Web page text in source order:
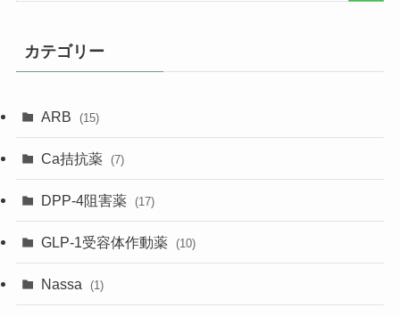
カテゴリー
ARB (15)
Ca拮抗薬 (7)
DPP-4阻害薬 (17)
GLP-1受容体作動薬 (10)
Nassa (1)